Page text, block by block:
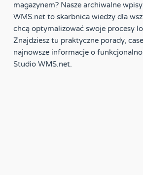
magazynem? Nasze archiwalne
WMS.net to skarbnica wiedzy dla
chcą optymalizować swoje procesy
Znajdziesz tu praktyczne porady,
najnowsze informacje o
Studio WMS.net.